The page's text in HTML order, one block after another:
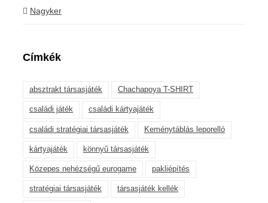
Nagyker
Címkék
absztrakt társasjáték Chachapoya T-SHIRT
családi játék családi kártyajáték
családi stratégiai társasjáték Keménytáblás leporelló
kártyajáték könnyű társasjáték
Közepes nehézségű eurogame pakliépítés
stratégiai társasjáték társasjáték kellék